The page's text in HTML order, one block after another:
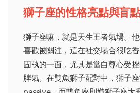
獅子座的性格亮點與盲
獅子座嘛，就是天生王者氣場。他
喜歡被關注，這在社交場合很吃
固執的一面，尤其是當自尊心受
脾氣。在雙魚獅子配對中，獅子